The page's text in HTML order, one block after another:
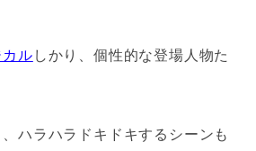
ル しかり、個性的な登場人物た
ハラハラドキドキするシーンも